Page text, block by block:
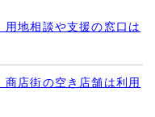
用地相談や支援の窓口は
店街の空き店舗は利用